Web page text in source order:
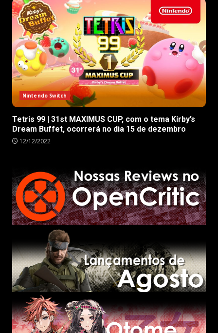
Nintendo Switch
Tetris 99 | 31st MAXIMUS CUP, com o tema Kirby’s
Dream Buffet, ocorrerá no dia 15 de dezembro
12/12/2022